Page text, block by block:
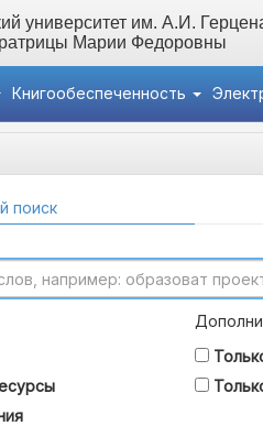
университет им. А.И.
Марии Федоровны
Книгообеспеченность
поиск